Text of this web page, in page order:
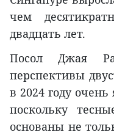
чем
двадцать лет.
Посол Джая
перспективы
в 2024 году
поскольку
основаны не